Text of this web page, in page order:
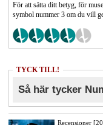
För att sätta ditt betyg, för
symbol nummer 3 om du vill
TYCK TILL!
Så här tycker
Recensioner